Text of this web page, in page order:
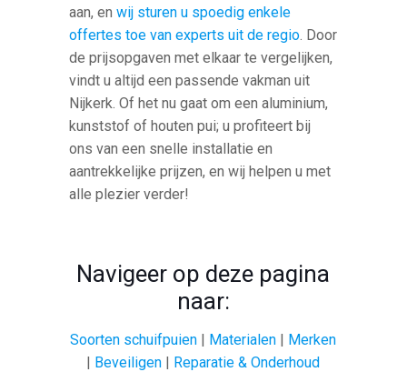
aan, enwij sturen u spoedig enkele
offertes toe van experts uit de regio. Door
de prijsopgaven met elkaar te vergelijken,
vindt u altijd een passende vakman uit
Nijkerk. Of het nu gaat om een aluminium,
kunststof of houten pui; u profiteert bij
ons van een snelle installatie en
aantrekkelijke prijzen, en wij helpen u met
alle plezier verder!
Navigeer op deze pagina
naar:
Soorten schuifpuien | Materialen | Merken
| Beveiligen | Reparatie & Onderhoud